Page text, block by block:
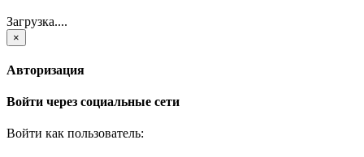
Загрузка....
×
Авторизация
Войти через социальные сети
Войти как пользователь: